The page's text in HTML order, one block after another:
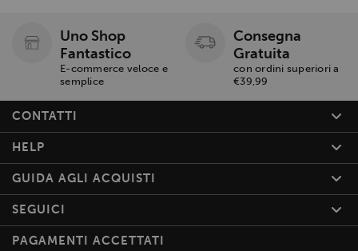
Uno Shop
Fantastico
E-commerce veloce e
semplice
Consegna
Gratuita
con ordini superiori a
€39,99
CONTATTI
HELP
GUIDA AGLI ACQUISTI
SEGUICI
PAGAMENTI ACCETTATI